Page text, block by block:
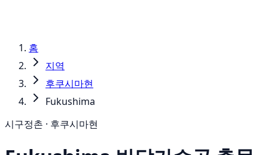
홈
지역
후쿠시마현
Fukushima
시구정촌 · 후쿠시마현